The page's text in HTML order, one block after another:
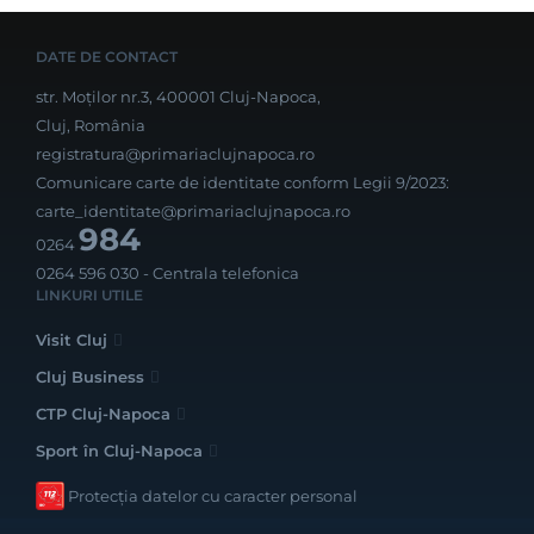
DATE DE CONTACT
str. Moților nr.3, 400001 Cluj-Napoca,
Cluj, România
registratura@primariaclujnapoca.ro
Comunicare carte de identitate conform Legii 9/2023:
carte_identitate@primariaclujnapoca.ro
0264984
0264 596 030 - Centrala telefonica
LINKURI UTILE
Visit Cluj
Cluj Business
CTP Cluj-Napoca
Sport în Cluj-Napoca
Protecția datelor cu caracter personal